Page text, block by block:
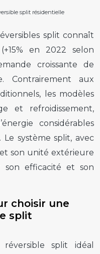
split résidentielle
split connaît
en 2022 selon
croissante de
Contrairement aux
les modèles
et refroidissement,
considérables
Le système split, avec
son unité extérieure
son efficacité et son
choisir une
split
split idéal